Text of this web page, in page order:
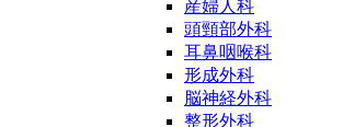
産婦人科
頭頸部外科
耳鼻咽喉科
形成外科
脳神経外科
整形外科